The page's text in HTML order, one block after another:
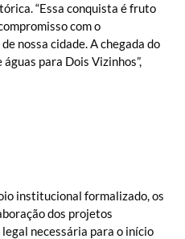
“Essa conquista é fruto
com o
nossa cidade. A chegada do
para Dois Vizinhos”,
institucional formalizado, os
dos projetos
necessária para o início